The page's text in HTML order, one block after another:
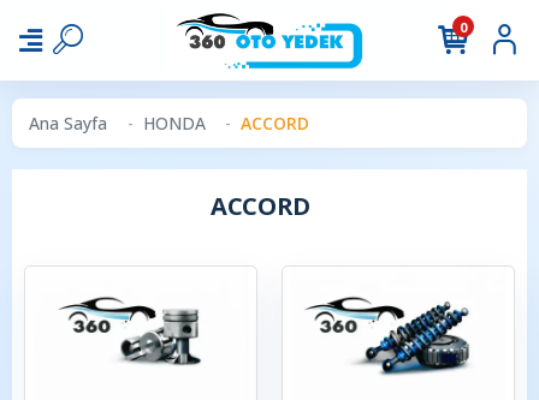
0
Ana Sayfa HONDA ACCORD
ACCORD